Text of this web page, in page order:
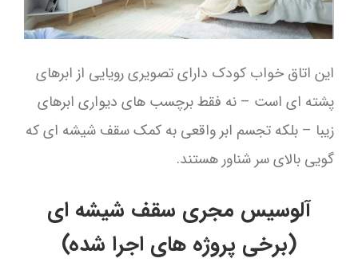
این اتاق خواب کودک دارای تصویری رویایی از ابرهای
پشته ای است – نه فقط برچسب های دیواری ابرهای
زیبا – بلکه تجسم ابر واقعی به کمک سقف شیشه ای که
گویی بالای سر شناور هستند.
آلوسیس مجری سقف شیشه ای
(برخی پروژه های اجرا شده)